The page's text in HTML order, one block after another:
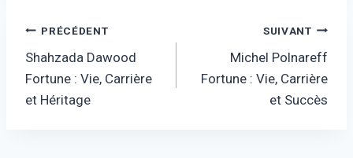
Navigation
de
l’article
PRÉCÉDENT
Shahzada Dawood
Fortune : Vie, Carrière
et Héritage
SUIVANT
Michel Polnareff
Fortune : Vie, Carrière
et Succès